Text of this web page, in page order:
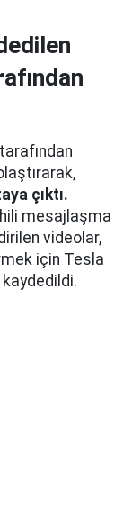
çıktı.
mesajlaşma
videolar,
için Tesla